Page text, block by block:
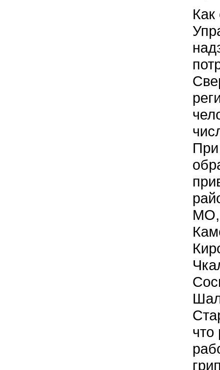
МО,
что